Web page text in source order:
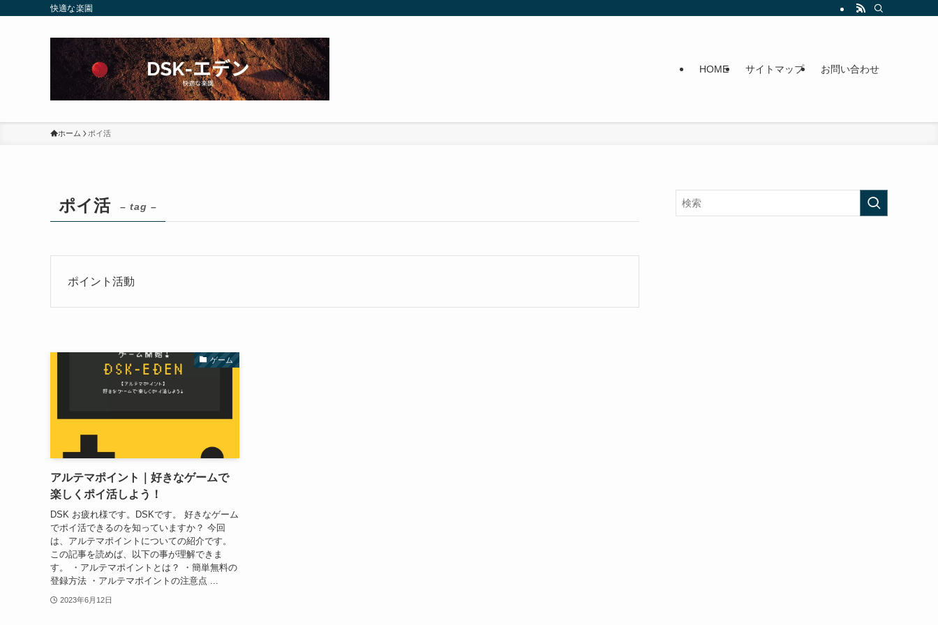
快適な楽園
HOME サイトマップ お問い合わせ
ホーム ポイ活
ポイ活 – tag –
ポイント活動
ゲーム
アルテマポイント｜好きなゲームで
楽しくポイ活しよう！
DSK お疲れ様です。DSKです。 好きなゲーム
でポイ活できるのを知っていますか？ 今回
は、アルテマポイントについての紹介です。
この記事を読めば、以下の事が理解できま
す。 ・アルテマポイントとは？ ・簡単無料の
登録方法 ・アルテマポイントの注意点 ...
2023年6月12日